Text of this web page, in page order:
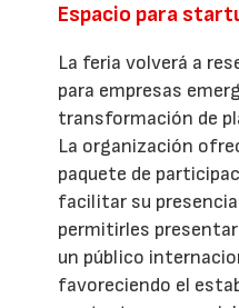
Espacio para
La feria volverá a
para empresas
transformación de
La organización
paquete de
facilitar su
permitirles
un público
favoreciendo el